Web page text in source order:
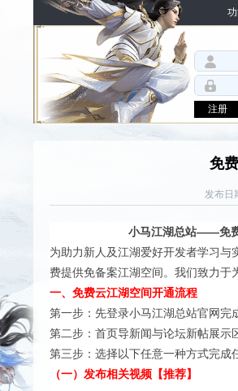
注册
免
发布日
小马江湖总站——免
为助力新人及江湖爱好开发者学习
费提供免备案江湖空间。我们致力
一、免费云江湖空间开通流程
第一步：先登录小马江湖总站官网完
第二步：首页导新闻与论坛新帖展
第三步：选择以下任意一种方式完成
（一）发布相关视频【推荐】